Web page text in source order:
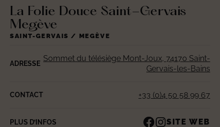
La Folie Douce Saint-Gervais
Megève
SAINT-GERVAIS / MEGÈVE
ADRESSE
Sommet du télésiège Mont-Joux, 74170 Saint-
Gervais-les-Bains
CONTACT +33 (0)4 50 58 99 67
PLUS D’INFOS SITE WEB